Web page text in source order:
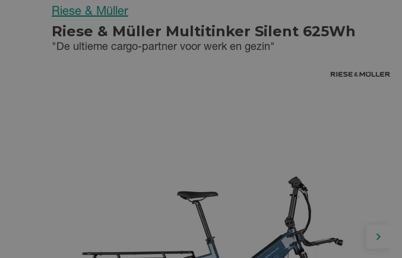
Riese & Müller
Riese & Müller Multitinker Silent 625Wh
"De ultieme cargo-partner voor werk en gezin"